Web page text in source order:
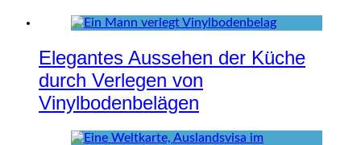
Elegantes Aussehen der Küche
durch Verlegen von
Vinylbodenbelägen